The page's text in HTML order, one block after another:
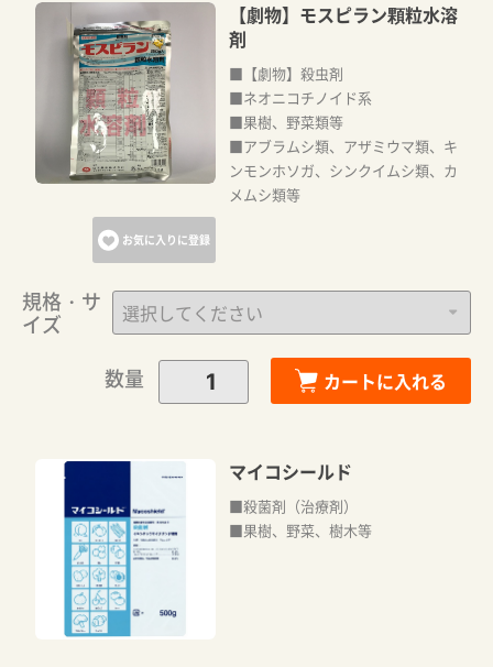
お気に入りに登録
【劇物】モスピラン顆粒水溶
剤
■【劇物】殺虫剤
■ネオニコチノイド系
■果樹、野菜類等
■アブラムシ類、アザミウマ類、キ
ンモンホソガ、シンクイムシ類、カ
メムシ類等
規格・サ
イズ
数量
カートに入れる
マイコシールド
■殺菌剤（治療剤）
■果樹、野菜、樹木等